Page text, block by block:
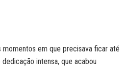
momentos em que precisava ficar até
intensa, que acabou